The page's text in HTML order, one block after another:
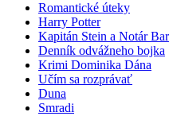
Romantické úteky
Harry Potter
Kapitán Stein a Notár
Denník odvážneho bojka
Krimi Dominika Dána
Učím sa rozprávať
Duna
Smradi